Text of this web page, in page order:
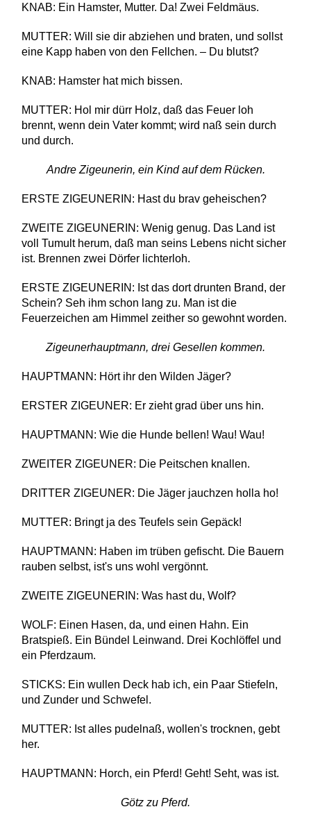
KNAB: Ein Hamster, Mutter. Da! Zwei Feldmäus.
MUTTER: Will sie dir abziehen und braten, und sollst
eine Kapp haben von den Fellchen. – Du blutst?
KNAB: Hamster hat mich bissen.
MUTTER: Hol mir dürr Holz, daß das Feuer loh
brennt, wenn dein Vater kommt; wird naß sein durch
und durch.
Andre Zigeunerin, ein Kind auf dem Rücken.
ERSTE ZIGEUNERIN: Hast du brav geheischen?
ZWEITE ZIGEUNERIN: Wenig genug. Das Land ist
voll Tumult herum, daß man seins Lebens nicht sicher
ist. Brennen zwei Dörfer lichterloh.
ERSTE ZIGEUNERIN: Ist das dort drunten Brand, der
Schein? Seh ihm schon lang zu. Man ist die
Feuerzeichen am Himmel zeither so gewohnt worden.
Zigeunerhauptmann, drei Gesellen kommen.
HAUPTMANN: Hört ihr den Wilden Jäger?
ERSTER ZIGEUNER: Er zieht grad über uns hin.
HAUPTMANN: Wie die Hunde bellen! Wau! Wau!
ZWEITER ZIGEUNER: Die Peitschen knallen.
DRITTER ZIGEUNER: Die Jäger jauchzen holla ho!
MUTTER: Bringt ja des Teufels sein Gepäck!
HAUPTMANN: Haben im trüben gefischt. Die Bauern
rauben selbst, ist's uns wohl vergönnt.
ZWEITE ZIGEUNERIN: Was hast du, Wolf?
WOLF: Einen Hasen, da, und einen Hahn. Ein
Bratspieß. Ein Bündel Leinwand. Drei Kochlöffel und
ein Pferdzaum.
STICKS: Ein wullen Deck hab ich, ein Paar Stiefeln,
und Zunder und Schwefel.
MUTTER: Ist alles pudelnaß, wollen's trocknen, gebt
her.
HAUPTMANN: Horch, ein Pferd! Geht! Seht, was ist.
Götz zu Pferd.